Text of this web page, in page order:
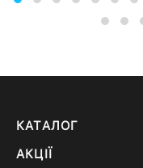
КАТАЛОГ
АКЦІЇ